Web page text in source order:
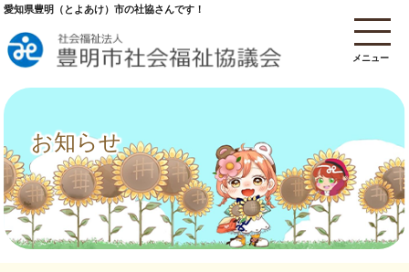
メニュー
愛知県豊明（とよあけ）市の社協さんです！
お知らせ